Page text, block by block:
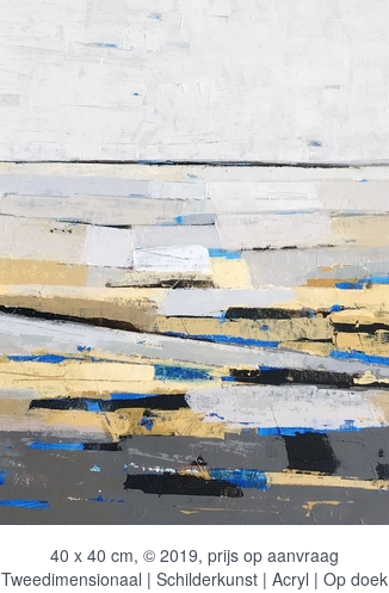
40 x 40 cm, © 2019, prijs op aanvraag
Tweedimensionaal | Schilderkunst | Acryl | Op doek